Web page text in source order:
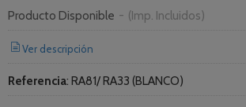
Producto Disponible - (Imp. Incluidos)
Ver descripción
Referencia: RA81/ RA33 (BLANCO)